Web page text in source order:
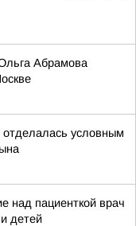
Абрамова
условным
над пациенткой врач
детей